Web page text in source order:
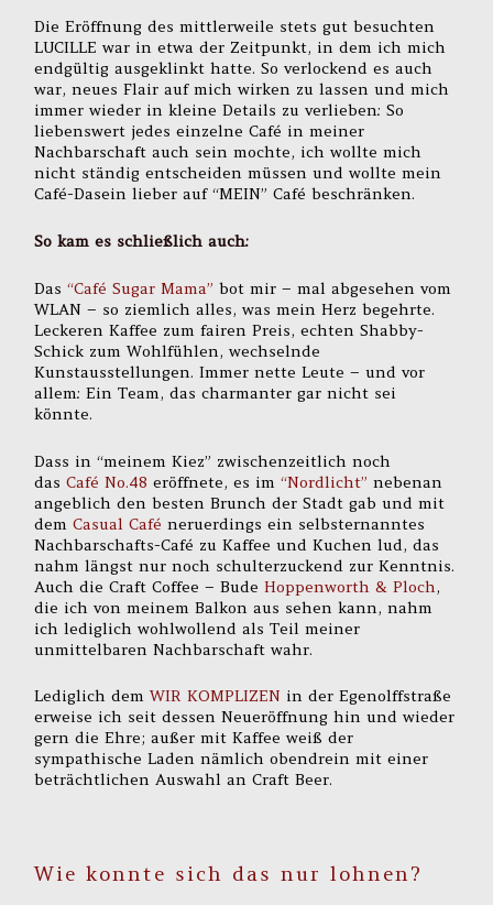
Die Eröffnung des mittlerweile stets gut besuchten
LUCILLE war in etwa der Zeitpunkt, in dem ich mich
endgültig ausgeklinkt hatte. So verlockend es auch
war, neues Flair auf mich wirken zu lassen und mich
immer wieder in kleine Details zu verlieben: So
liebenswert jedes einzelne Café in meiner
Nachbarschaft auch sein mochte, ich wollte mich
nicht ständig entscheiden müssen und wollte mein
Café-Dasein lieber auf “MEIN” Café beschränken.
So kam es schließlich auch:
Das“Café Sugar Mama” bot mir – mal abgesehen vom
WLAN – so ziemlich alles, was mein Herz begehrte.
Leckeren Kaffee zum fairen Preis, echten Shabby-
Schick zum Wohlfühlen, wechselnde
Kunstausstellungen. Immer nette Leute – und vor
allem: Ein Team, das charmanter gar nicht sei
könnte.
Dass in “meinem Kiez” zwischenzeitlich noch
dasCafé No.48 eröffnete, es im“Nordlicht”nebenan
angeblich den besten Brunch der Stadt gab und mit
demCasual Café neruerdings ein selbsternanntes
Nachbarschafts-Café zu Kaffee und Kuchen lud, das
nahm längst nur noch schulterzuckend zur Kenntnis.
Auch die Craft Coffee – BudeHoppenworth & Ploch ,
die ich von meinem Balkon aus sehen kann, nahm
ich lediglich wohlwollend als Teil meiner
unmittelbaren Nachbarschaft wahr.
Lediglich demWIR KOMPLIZEN in der Egenolffstraße
erweise ich seit dessen Neueröffnung hin und wieder
gern die Ehre; außer mit Kaffee weiß der
sympathische Laden nämlich obendrein mit einer
beträchtlichen Auswahl an Craft Beer.
Wie konnte sich das nur lohnen?